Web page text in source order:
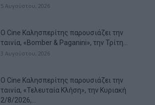
5 Αυγούστου, 2026
Ο Cine Καλησπερίτης παρουσιάζει την
ταινία, «Bomber & Paganini», την Τρίτη...
3 Αυγούστου, 2026
Ο Cine Καλησπερίτης παρουσιάζει την
ταινία, «Τελευταία Κλήση», την Κυριακή
2/8/2026,...